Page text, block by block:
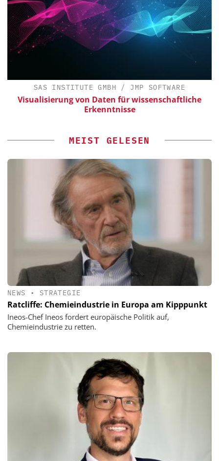
SAS INSTITUTE GMBH / JMP SOFTWARE
Visualisierung von Daten für wissenschaftliche
Erkenntnisse
MEIST GELESEN
NEWS • STRATEGIE
Ratcliffe: Chemieindustrie in Europa am Kipppunkt
Ineos-Chef Ineos fordert europäische Politik auf,
Chemieindustrie zu retten.